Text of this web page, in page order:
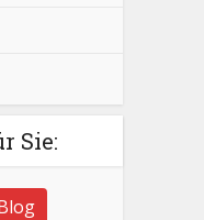
Sie: